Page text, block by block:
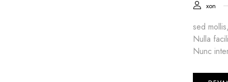
xon
sed
Nulla
Nunc